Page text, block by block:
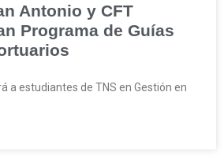
Antonio y CFT
Programa de Guías
a estudiantes de TNS en Gestión en